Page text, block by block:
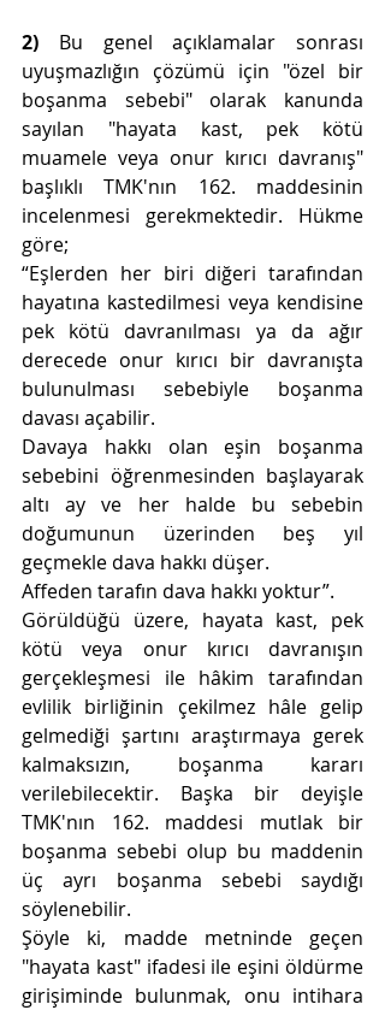
2) Bu genel açıklamalar sonrası
boşanma sebebi" olarak kanunda
sayılan "hayata kast, pek kötü
muamele veya onur kırıcı davranış"
başlıklı TMK'nın 162. maddesinin
incelenmesi gerekmektedir. Hükme
göre;
“Eşlerden her biri diğeri tarafından
hayatına kastedilmesi veya kendisine
pek kötü davranılması ya da ağır
derecede onur kırıcı bir davranışta
bulunulması sebebiyle boşanma
davası açabilir.
Davaya hakkı olan eşin boşanma
sebebini öğrenmesinden başlayarak
altı ay ve her halde bu sebebin
doğumunun üzerinden beş yıl
geçmekle dava hakkı düşer.
Affeden tarafın dava hakkı yoktur”.
Görüldüğü üzere, hayata kast, pek
kötü veya onur kırıcı davranışın
gerçekleşmesi ile hâkim tarafından
evlilik birliğinin çekilmez hâle gelip
gelmediği şartını araştırmaya gerek
kalmaksızın, boşanma kararı
verilebilecektir. Başka bir deyişle
TMK'nın 162. maddesi mutlak bir
boşanma sebebi olup bu maddenin
üç ayrı boşanma sebebi saydığı
söylenebilir.
Şöyle ki, madde metninde geçen
"hayata kast" ifadesi ile eşini öldürme
girişiminde bulunmak, onu intihara